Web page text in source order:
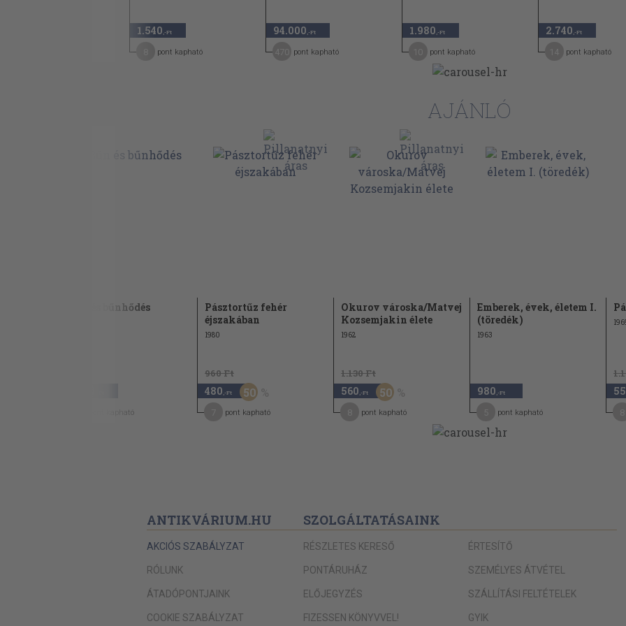
1.540 ,-Ft
pont kapható
94.000 ,-Ft
pont kapható
1.980 ,-Ft
pont kapható
2.740 ,-Ft
pont kapható
AJÁNLÓ
Bűn és bűnhődés
pont kapható
Pásztortűz fehér
éjszakában
1980
960 Ft
480 ,-Ft 50
pont kapható
Okurov városka/Matvej
Kozsemjakin élete
1962
1.130 Ft
560 ,-Ft 50
pont kapható
Emberek, évek, életem I.
(töredék)
1963
980 ,-Ft
pont kapható
ANTIKVÁRIUM.HU
AKCIÓS SZABÁLYZAT
RÓLUNK
ÁTADÓPONTJAINK
COOKIE SZABÁLYZAT
SZOLGÁLTATÁSAINK
RÉSZLETES KERESŐ
PONTÁRUHÁZ
ELŐJEGYZÉS
FIZESSEN KÖNYVVEL!
ÉRTESÍTŐ
SZEMÉLYES ÁTVÉTEL
SZÁLLÍTÁSI FELTÉTELEK
GYIK